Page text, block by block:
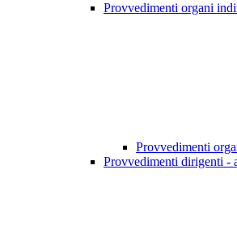
Provvedimenti organi
Provvedimenti
Provvedimenti dirigenti -